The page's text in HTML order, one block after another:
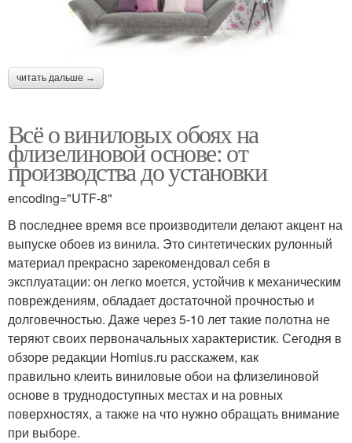
читать дальше →
Всё о виниловых обоях на
флизелиновой основе: от
производства до установки
encoding="UTF-8"
В последнее время все производители делают акцент на
выпуске обоев из винила. Это синтетических рулонный
материал прекрасно зарекомендовал себя в
эксплуатации: он легко моется, устойчив к механическим
повреждениям, обладает достаточной прочностью и
долговечностью. Даже через 5-10 лет такие полотна не
теряют своих первоначальных характеристик. Сегодня в
обзоре редакции Homius.ru расскажем, как
правильно клеить виниловые обои на флизелиновой
основе в труднодоступных местах и на ровных
поверхностях, а также на что нужно обращать внимание
при выборе.